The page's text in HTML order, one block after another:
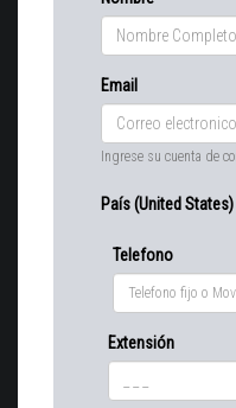
Email
Ingrese su cuenta de
País (United States)
Telefono
Extensión